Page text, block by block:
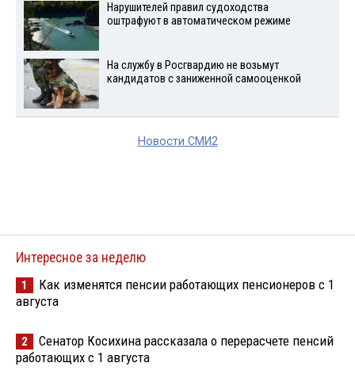
Нарушителей правил судоходства
оштрафуют в автоматическом режиме
На службу в Росгвардию не возьмут
кандидатов с заниженной самооценкой
Новости СМИ2
Интересное за неделю
1
Как изменятся пенсии работающих пенсионеров с 1
августа
2
Сенатор Косихина рассказала о перерасчете пенсий
работающих с 1 августа